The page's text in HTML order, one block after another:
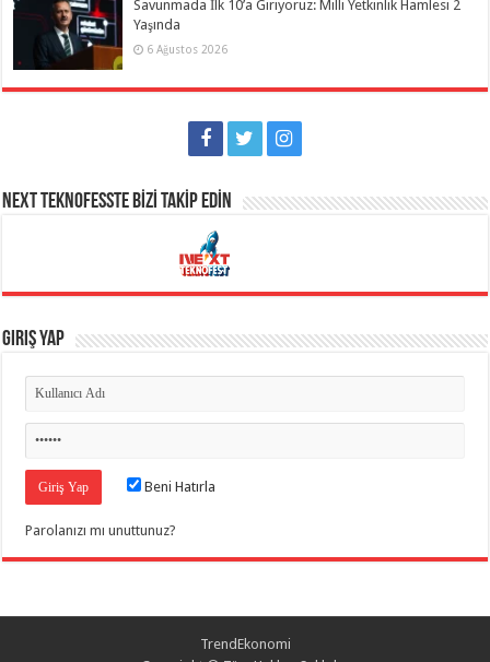
Savunmada İlk 10’a Giriyoruz: Milli Yetkinlik Hamlesi 2
Yaşında
6 Ağustos 2026
NEXT TEKNOFESSTE BİZİ TAKİP EDİN
Giriş Yap
Beni Hatırla
Parolanızı mı unuttunuz?
TrendEkonomi